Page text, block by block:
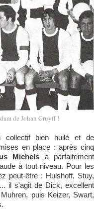
de Johan Cruyff !
en place : après cinq
Michels a parfaitement
à tout niveau. Pour les
peut-être : Hulshoff, Stuy,
il s'agit de Dick, excellent
puis Keizer, Swart,